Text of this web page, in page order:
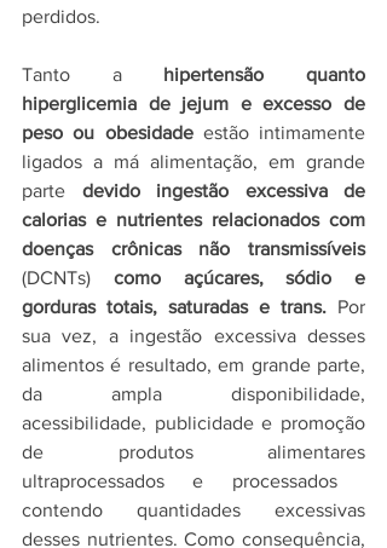
perdidos.
Tanto a hipertensão quanto
hiperglicemia de jejum e excesso de
peso ou obesidade estão intimamente
ligados a má alimentação, em grande
parte devido ingestão excessiva de
calorias e nutrientes relacionados com
doenças crônicas não transmissíveis
(DCNTs) como açúcares, sódio e
gorduras totais, saturadas e trans. Por
sua vez, a ingestão excessiva desses
alimentos é resultado, em grande parte,
da ampla disponibilidade,
acessibilidade, publicidade e promoção
de produtos alimentares
ultraprocessados ​​e processados ​​
contendo quantidades excessivas